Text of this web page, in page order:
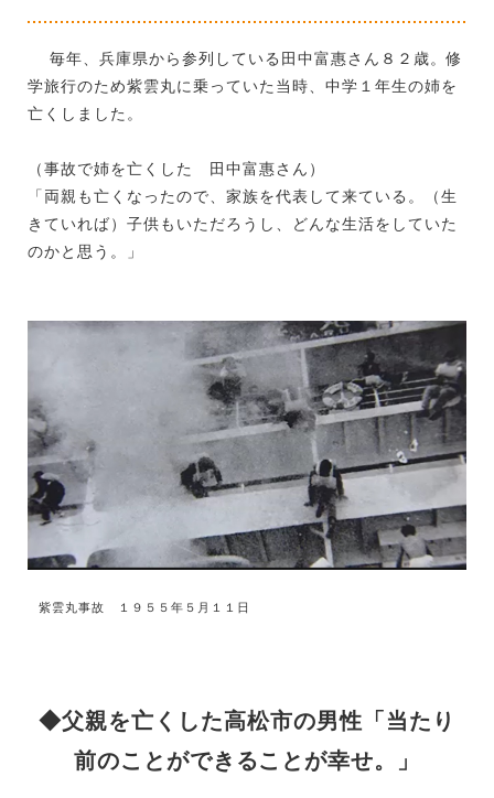
毎年、兵庫県から参列している田中富惠さん８２歳。修
学旅行のため紫雲丸に乗っていた当時、中学１年生の姉を
亡くしました。
（事故で姉を亡くした 田中富惠さん）
「両親も亡くなったので、家族を代表して来ている。（生
きていれば）子供もいただろうし、どんな生活をしていた
のかと思う。」
紫雲丸事故 １９５５年５月１１日
◆父親を亡くした高松市の男性「当たり
前のことができることが幸せ。」